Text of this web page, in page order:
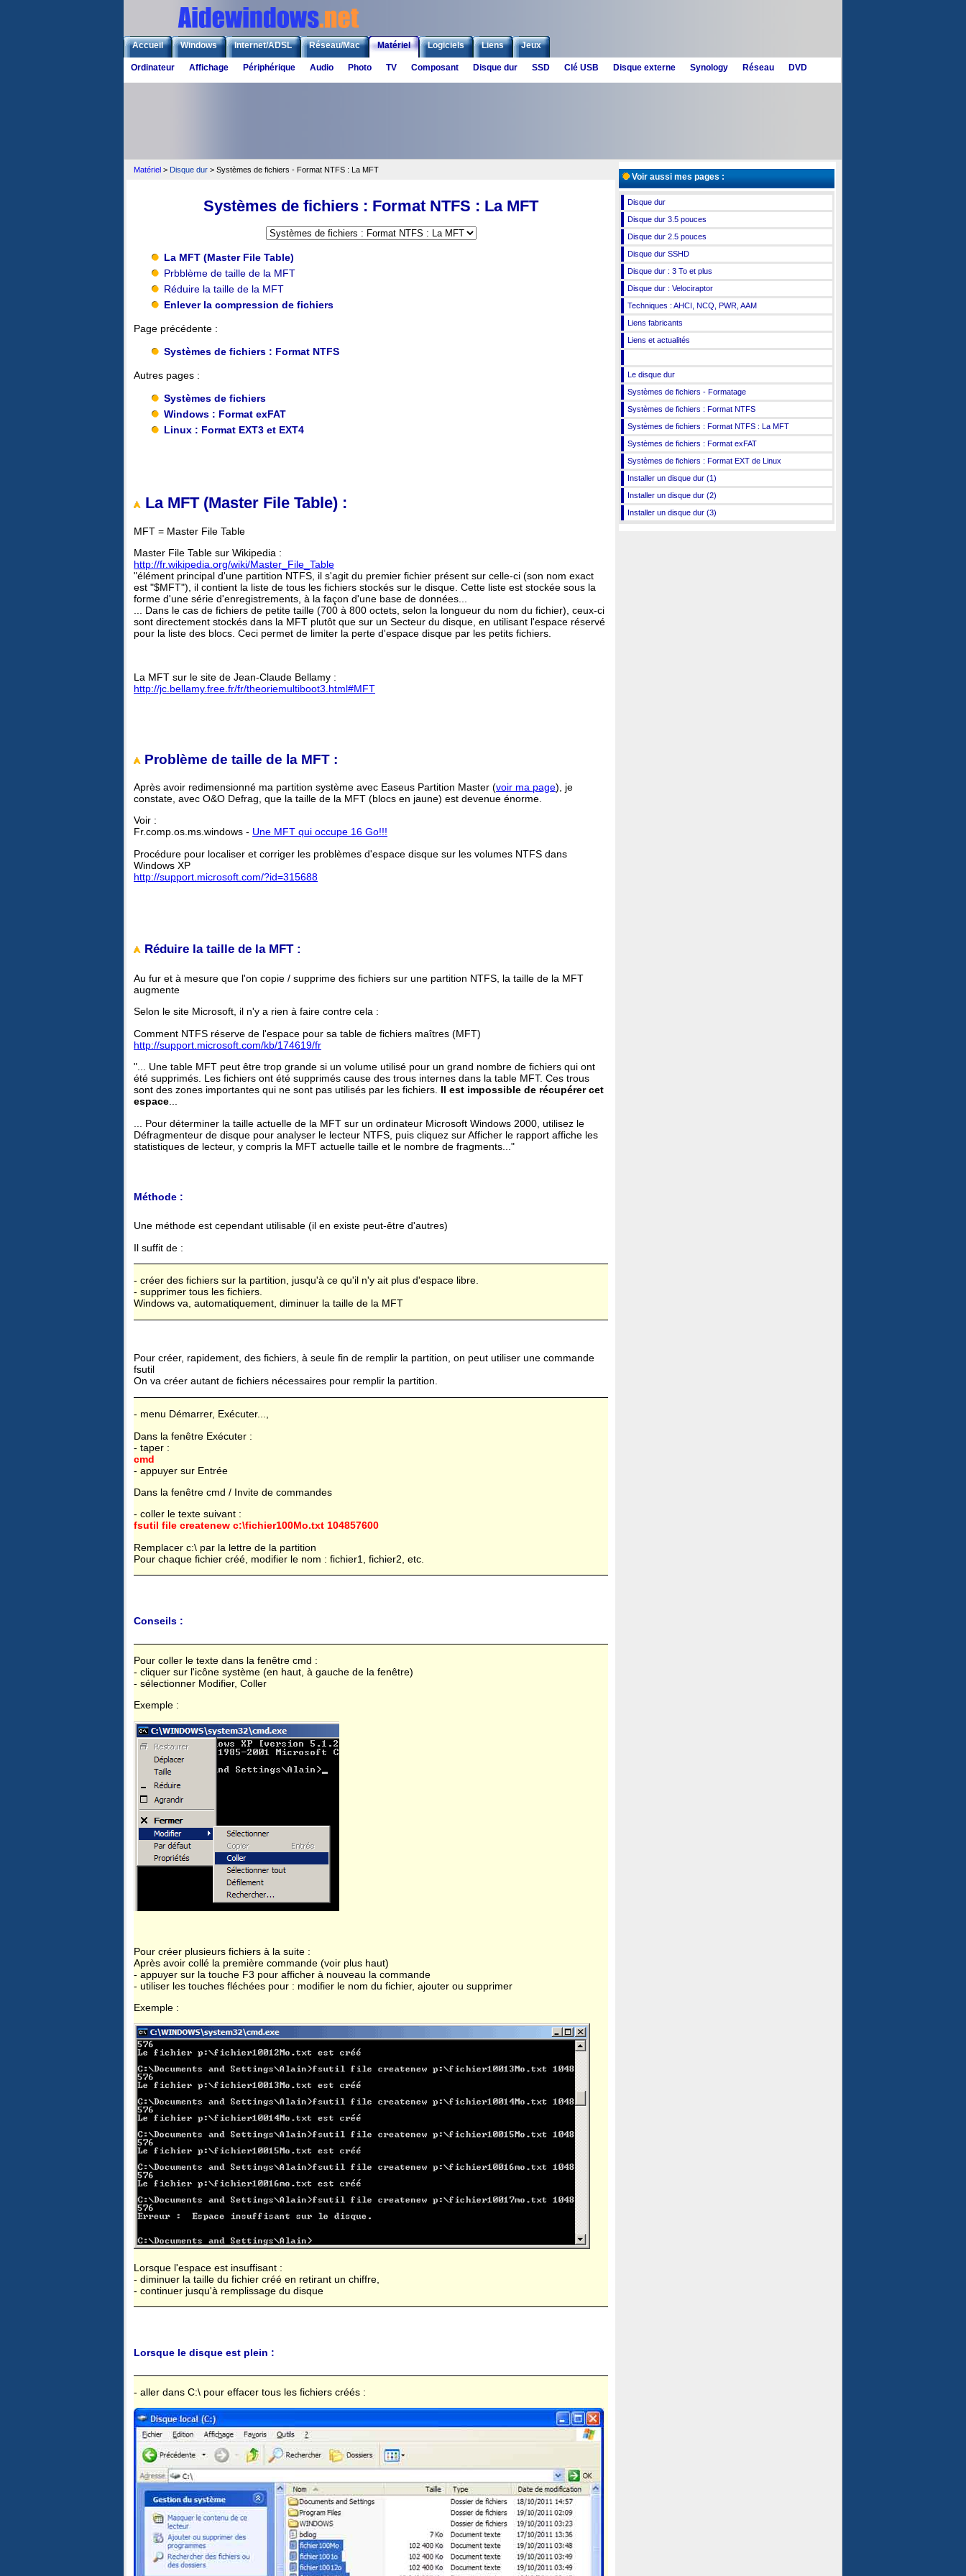
Accueil Windows Internet/ADSL Réseau/Mac Matériel Logiciels Liens Jeux
Ordinateur Affichage Périphérique Audio Photo TV Composant Disque dur SSD Clé USB Disque externe Synology Réseau DVD
Matériel > Disque dur > Systèmes de fichiers - Format NTFS : La MFT
Systèmes de fichiers : Format NTFS : La MFT
La MFT (Master File Table)
Prbblème de taille de la MFT
Réduire la taille de la MFT
Enlever la compression de fichiers
Page précédente :
Systèmes de fichiers : Format NTFS
Autres pages :
Systèmes de fichiers
Windows : Format exFAT
Linux : Format EXT3 et EXT4
La MFT (Master File Table) :
MFT = Master File Table
Master File Table sur Wikipedia :
http://fr.wikipedia.org/wiki/Master_File_Table
"élément principal d'une partition NTFS, il s'agit du premier fichier présent sur celle-ci (son nom exact
est "$MFT"), il contient la liste de tous les fichiers stockés sur le disque. Cette liste est stockée sous la
forme d'une série d'enregistrements, à la façon d'une base de données...
... Dans le cas de fichiers de petite taille (700 à 800 octets, selon la longueur du nom du fichier), ceux-ci
sont directement stockés dans la MFT plutôt que sur un Secteur du disque, en utilisant l'espace réservé
pour la liste des blocs. Ceci permet de limiter la perte d'espace disque par les petits fichiers.
La MFT sur le site de Jean-Claude Bellamy :
http://jc.bellamy.free.fr/fr/theoriemultiboot3.html#MFT
Problème de taille de la MFT :
Après avoir redimensionné ma partition système avec Easeus Partition Master (voir ma page), je
constate, avec O&O Defrag, que la taille de la MFT (blocs en jaune) est devenue énorme.
Voir :
Fr.comp.os.ms.windows - Une MFT qui occupe 16 Go!!!
Procédure pour localiser et corriger les problèmes d'espace disque sur les volumes NTFS dans
Windows XP
http://support.microsoft.com/?id=315688
Réduire la taille de la MFT :
Au fur et à mesure que l'on copie / supprime des fichiers sur une partition NTFS, la taille de la MFT
augmente
Selon le site Microsoft, il n'y a rien à faire contre cela :
Comment NTFS réserve de l'espace pour sa table de fichiers maîtres (MFT)
http://support.microsoft.com/kb/174619/fr
"... Une table MFT peut être trop grande si un volume utilisé pour un grand nombre de fichiers qui ont
été supprimés. Les fichiers ont été supprimés cause des trous internes dans la table MFT. Ces trous
sont des zones importantes qui ne sont pas utilisés par les fichiers. Il est impossible de récupérer cet
espace...
... Pour déterminer la taille actuelle de la MFT sur un ordinateur Microsoft Windows 2000, utilisez le
Défragmenteur de disque pour analyser le lecteur NTFS, puis cliquez sur Afficher le rapport affiche les
statistiques de lecteur, y compris la MFT actuelle taille et le nombre de fragments..."
Méthode :
Une méthode est cependant utilisable (il en existe peut-être d'autres)
Il suffit de :
- créer des fichiers sur la partition, jusqu'à ce qu'il n'y ait plus d'espace libre.
- supprimer tous les fichiers.
Windows va, automatiquement, diminuer la taille de la MFT
Pour créer, rapidement, des fichiers, à seule fin de remplir la partition, on peut utiliser une commande
fsutil
On va créer autant de fichiers nécessaires pour remplir la partition.
- menu Démarrer, Exécuter...,
Dans la fenêtre Exécuter :
- taper :
cmd
- appuyer sur Entrée
Dans la fenêtre cmd / Invite de commandes
- coller le texte suivant :
fsutil file createnew c:\fichier100Mo.txt 104857600
Remplacer c:\ par la lettre de la partition
Pour chaque fichier créé, modifier le nom : fichier1, fichier2, etc.
Conseils :
Pour coller le texte dans la fenêtre cmd :
- cliquer sur l'icône système (en haut, à gauche de la fenêtre)
- sélectionner Modifier, Coller
Exemple :
Pour créer plusieurs fichiers à la suite :
Après avoir collé la première commande (voir plus haut)
- appuyer sur la touche F3 pour afficher à nouveau la commande
- utiliser les touches fléchées pour : modifier le nom du fichier, ajouter ou supprimer
Exemple :
Lorsque l'espace est insuffisant :
- diminuer la taille du fichier créé en retirant un chiffre,
- continuer jusqu'à remplissage du disque
Lorsque le disque est plein :
- aller dans C:\ pour effacer tous les fichiers créés :
Voir aussi mes pages :
Disque dur
Disque dur 3.5 pouces
Disque dur 2.5 pouces
Disque dur SSHD
Disque dur : 3 To et plus
Disque dur : Velociraptor
Techniques : AHCI, NCQ, PWR, AAM
Liens fabricants
Liens et actualités
Le disque dur
Systèmes de fichiers - Formatage
Systèmes de fichiers : Format NTFS
Systèmes de fichiers : Format NTFS : La MFT
Systèmes de fichiers : Format exFAT
Systèmes de fichiers : Format EXT de Linux
Installer un disque dur (1)
Installer un disque dur (2)
Installer un disque dur (3)